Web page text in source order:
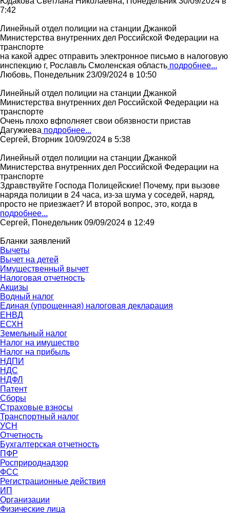
7:42
Линейный отдел полиции на станции Джанкой
Министерства внутренних дел Российской Федерации на
транспорте
на какой адрес отправить электронное письмо в налоговую
инспекцию г, Рославль Смоленская область подробнее...
Любовь, Понедельник 23/09/2024 в 10:50
Линейный отдел полиции на станции Джанкой
Министерства внутренних дел Российской Федерации на
транспорте
Очень плохо вфполняет свои обязвности пристав
Дагужиева подробнее...
Сергей, Вторник 10/09/2024 в 5:38
Линейный отдел полиции на станции Джанкой
Министерства внутренних дел Российской Федерации на
транспорте
Здравствуйте Господа Полицейские! Почему, при вызове
наряда полиции в 24 часа, из-за шума у соседей, наряд,
просто не приезжает? И второй вопрос, это, когда в
подробнее...
Сергей, Понедельник 09/09/2024 в 12:49
Бланки заявлений
Вычеты
Вычет на детей
Имущественный вычет
Налоговая отчетность
Акцизы
Водный налог
Единая (упрощенная) налоговая декларация
ЕНВД
ЕСХН
Земельный налог
Налог на имущество
Налог на прибыль
НДПИ
НДС
НДФЛ
Патент
Сборы
Страховые взносы
Транспортный налог
УСН
Отчетность
Бухгалтерская отчетность
ПФР
Росприроднадзор
ФСС
Регистрационные действия
ИП
Организации
Физические лица